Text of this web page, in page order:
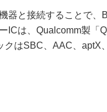
器と接続することで、
ICは、Qualcomm製「
クはSBC、AAC、aptX